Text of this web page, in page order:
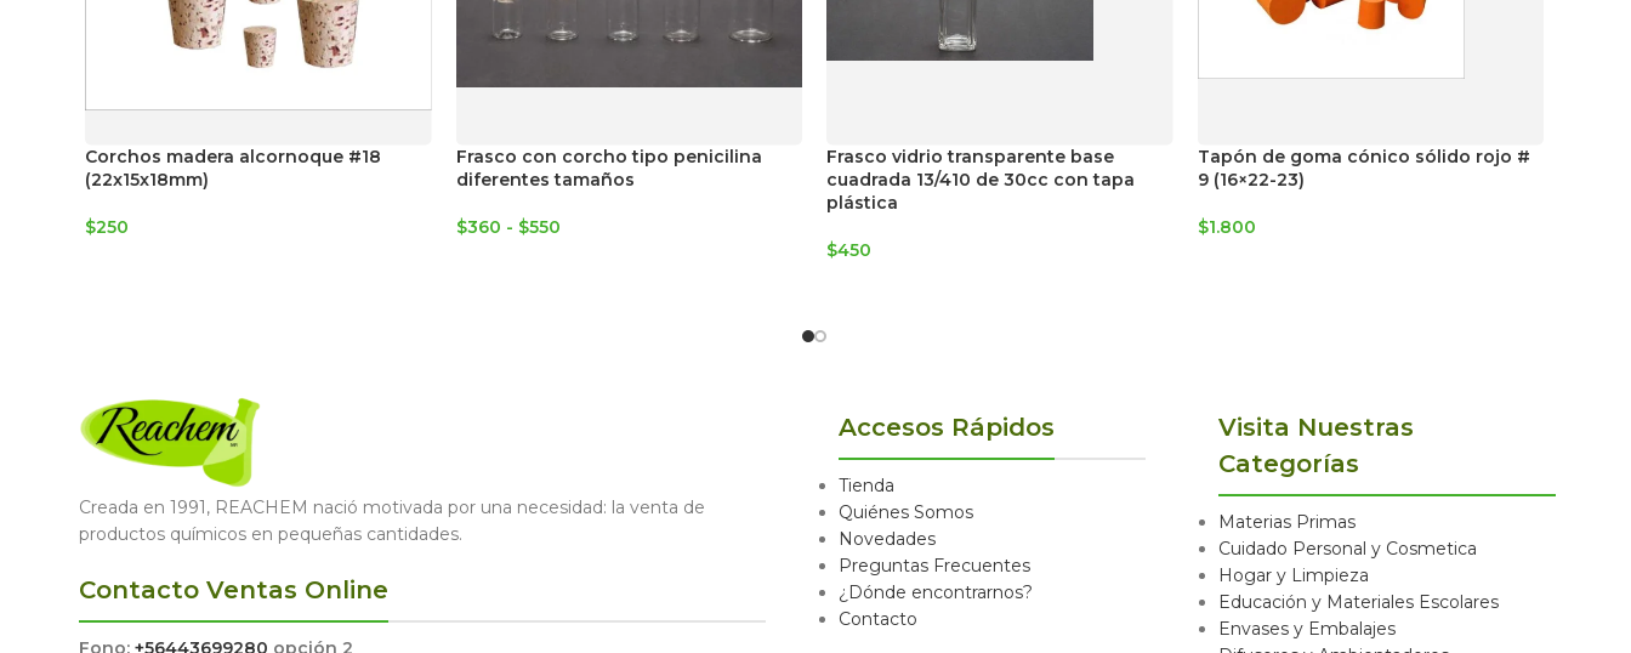
Corchos madera alcornoque #18
(22x15x18mm)
$250
Frasco con corcho tipo penicilina
diferentes tamaños
$360 - $550
Frasco vidrio transparente base
cuadrada 13/410 de 30cc con tapa
plástica
$450
Tapón de goma cónico sólido rojo #
9 (16×22-23)
$1.800
Creada en 1991, REACHEM nació motivada por una necesidad: la venta de
productos químicos en pequeñas cantidades.
Contacto Ventas Online
Fono: +56443699280 opción 2
Accesos Rápidos
Tienda
Quiénes Somos
Novedades
Preguntas Frecuentes
¿Dónde encontrarnos?
Contacto
Visita Nuestras
Categorías
Materias Primas
Cuidado Personal y Cosmetica
Hogar y Limpieza
Educación y Materiales Escolares
Envases y Embalajes